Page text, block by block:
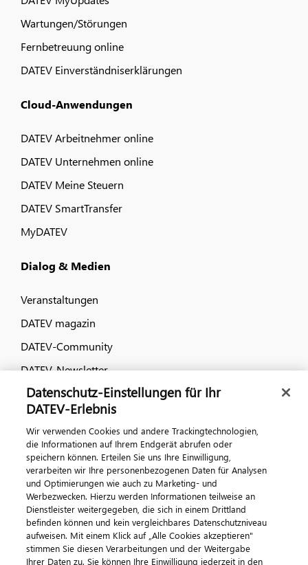
Wartungen/Störungen
Fernbetreuung online
DATEV Einverständniserklärungen
Cloud-Anwendungen
DATEV Arbeitnehmer online
DATEV Unternehmen online
DATEV Meine Steuern
DATEV SmartTransfer
MyDATEV
Dialog & Medien
Veranstaltungen
DATEV magazin
DATEV-Community
DATEV-Newsletter
Kontaktieren Sie uns
ImpressumDatenschutzAGB Kontakt
Cookie-Einstellungen
Datenschutz-Einstellungen für Ihr
DATEV-Erlebnis
Wir verwenden Cookies und andere Trackingtechnologien,
die Informationen auf Ihrem Endgerät abrufen oder
speichern können. Erteilen Sie uns Ihre Einwilligung,
verarbeiten wir Ihre personenbezogenen Daten für Analysen
und Optimierungen wie auch zu Marketing- und
Werbezwecken. Hierzu werden Informationen teilweise an
Dienstleister weitergegeben, die sich in einem Drittland
befinden können und kein vergleichbares Datenschutzniveau
aufweisen. Mit einem Klick auf „Alle Cookies akzeptieren"
stimmen Sie diesen Verarbeitungen und der Weitergabe
Ihrer Daten zu. Sie können Ihre Einwilligung jederzeit in den